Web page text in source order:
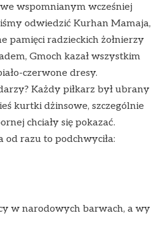
wspomnianym wcześniej
odwiedzić Kurhan Mamaja,
pamięci radzieckich żołnierzy
Gmoch kazał wszystkim
czerwone dresy.
Każdy piłkarz był ubrany
kurtki dżinsowe, szczególnie
chciały się pokazać.
razu to podchwyciła:
w narodowych barwach, a wy